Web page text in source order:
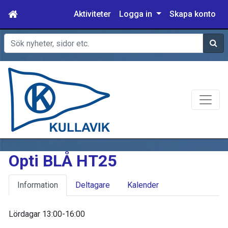
Aktiviteter Logga in Skapa konto
Sök
Opti BLÅ HT25
Information Deltagare Kalender
Lördagar 13:00-16:00